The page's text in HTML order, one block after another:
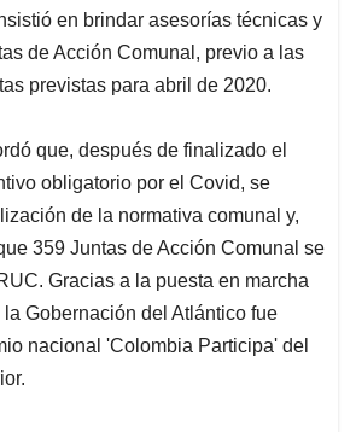
en brindar asesorías técnicas y
de Acción Comunal, previo a las
previstas para abril de 2020.
que, después de finalizado el
obligatorio por el Covid, se
de la normativa comunal y,
359 Juntas de Acción Comunal se
Gracias a la puesta en marcha
Gobernación del Atlántico fue
nacional 'Colombia Participa' del